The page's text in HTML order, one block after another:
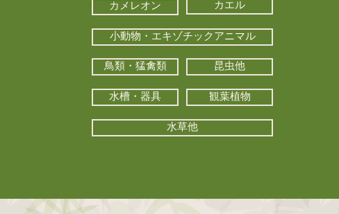
カメレオン カエル
小動物・エキゾチックアニマル
鳥類・猛禽類 昆虫他
水槽・器具 観葉植物
水草他